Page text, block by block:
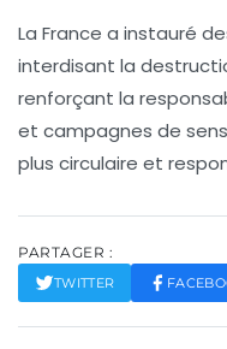
La France a instauré
interdisant la
renforçant la
et campagnes de
plus circulaire et
PARTAGER :
TWITTER